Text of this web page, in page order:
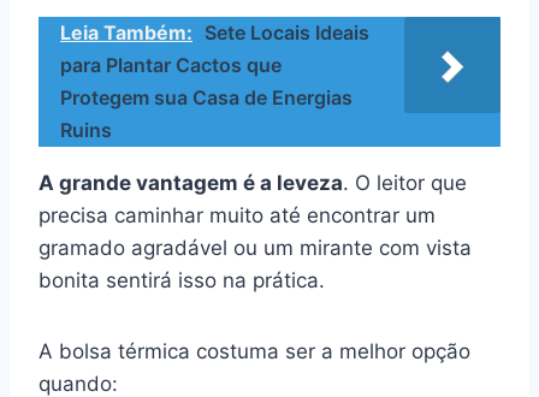
Leia Também: Sete Locais Ideais
para Plantar Cactos que
Protegem sua Casa de Energias
Ruins
A grande vantagem é a leveza. O leitor que
precisa caminhar muito até encontrar um
gramado agradável ou um mirante com vista
bonita sentirá isso na prática.
A bolsa térmica costuma ser a melhor opção
quando: